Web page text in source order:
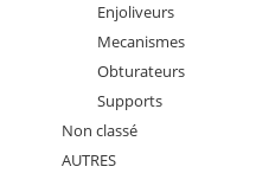
Enjoliveurs
Mecanismes
Obturateurs
Supports
Non classé
AUTRES